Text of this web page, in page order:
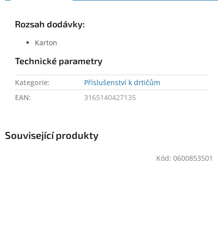
Související produkty
Kód: 0600853501
Rozsah dodávky:
Karton
Technické parametry
Kategorie:
Příslušenství k drtičům
EAN: 3165140427135